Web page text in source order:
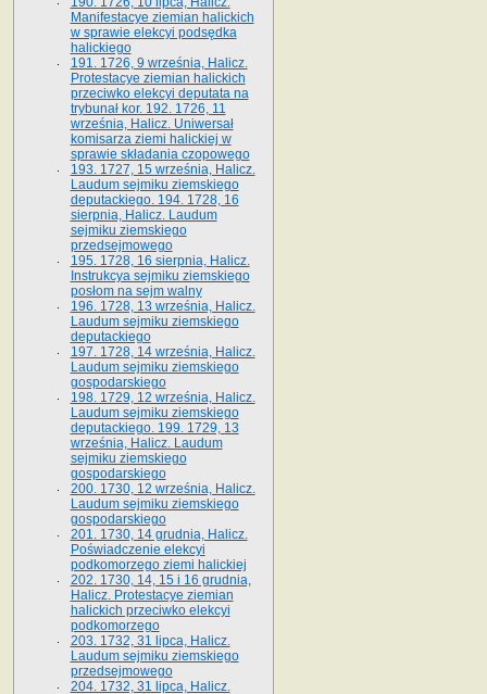
Manifestacye ziemian halickich
w sprawie elekcyi podsędka
halickiego
191. 1726, 9 września, Halicz.
Protestacye ziemian halickich
przeciwko elekcyi deputata na
trybunał kor. 192. 1726, 11
września, Halicz. Uniwersał
komisarza ziemi halickiej w
sprawie składania czopowego
193. 1727, 15 września, Halicz.
Laudum sejmiku ziemskiego
deputackiego. 194. 1728, 16
sierpnia, Halicz. Laudum
sejmiku ziemskiego
przedsejmowego
195. 1728, 16 sierpnia, Halicz.
Instrukcya sejmiku ziemskiego
posłom na sejm walny
196. 1728, 13 września, Halicz.
Laudum sejmiku ziemskiego
deputackiego
197. 1728, 14 września, Halicz.
Laudum sejmiku ziemskiego
gospodarskiego
198. 1729, 12 września, Halicz.
Laudum sejmiku ziemskiego
deputackiego. 199. 1729, 13
września, Halicz. Laudum
sejmiku ziemskiego
gospodarskiego
200. 1730, 12 września, Halicz.
Laudum sejmiku ziemskiego
gospodarskiego
201. 1730, 14 grudnia, Halicz.
Poświadczenie elekcyi
podkomorzego ziemi halickiej
202. 1730, 14, 15 i 16 grudnia,
Halicz. Protestacye ziemian
halickich przeciwko elekcyi
podkomorzego
203. 1732, 31 lipca, Halicz.
Laudum sejmiku ziemskiego
przedsejmowego
204. 1732, 31 lipca, Halicz.